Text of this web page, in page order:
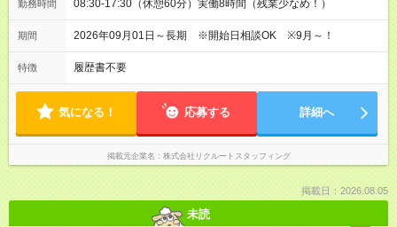
勤務時間 08:30-17:30（休憩60分）実働8時間（残業少なめ！）
期間 2026年09月01日～長期 ※開始日相談OK ※9月～！
特徴 履歴書不要
気になる！ 応募する 詳細へ
掲載元企業名 株式会社リクルートスタッフィング
掲載日：2026.08.05
未読